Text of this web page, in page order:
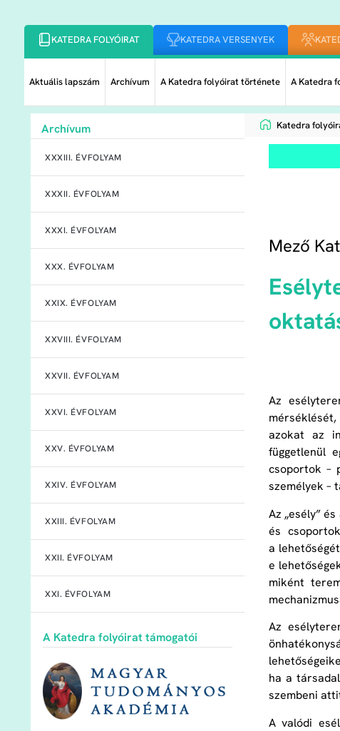
KATEDRA FOLYÓIRAT KATEDRA VERSENYEK
Aktuális lapszám Archívum A Katedra folyóirat története A Katedra
Archívum
XXXIII. ÉVFOLYAM
XXXII. ÉVFOLYAM
XXXI. ÉVFOLYAM
XXX. ÉVFOLYAM
XXIX. ÉVFOLYAM
XXVIII. ÉVFOLYAM
XXVII. ÉVFOLYAM
XXVI. ÉVFOLYAM
XXV. ÉVFOLYAM
XXIV. ÉVFOLYAM
XXIII. ÉVFOLYAM
XXII. ÉVFOLYAM
XXI. ÉVFOLYAM
A Katedra folyóirat támogatói
Katedra
Mező
Az
azokat az
függetlenül
csoportok –
személyek –
Az „esély”
és
a
e
miként
Az
ha a
szembeni
A valódi